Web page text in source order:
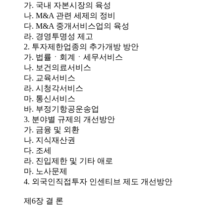
가. 국내 자본시장의 육성
나. M&A 관련 세제의 정비
다. M&A 중개서비스업의 육성
라. 경영투명성 제고
2. 투자제한업종의 추가개방 방안
가. 법률ㆍ회계ㆍ세무서비스
나. 보건의료서비스
다. 교육서비스
라. 시청각서비스
마. 통신서비스
바. 부정기항공운송업
3. 분야별 규제의 개선방안
가. 금융 및 외환
나. 지식재산권
다. 조세
라. 진입제한 및 기타 애로
마. 노사문제
4. 외국인직접투자 인센티브 제도 개선방안
제6장 결 론